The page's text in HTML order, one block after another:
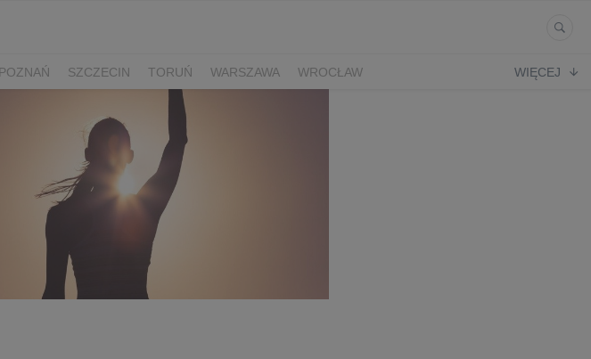
POZNAŃ SZCZECIN TORUŃ WARSZAWA
WROCŁAW
WIĘCEJ